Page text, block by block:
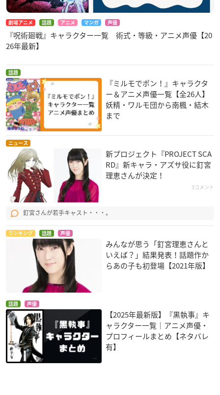
劇場アニメ 話題 アニメ マンガ 声優
『呪術廻戦』キャラクター一覧 術式・等級・アニメ声優【20
26年最新】
話題
『ミルモでポン！』キャラクタ
ー＆アニメ声優一覧【全26人】
妖精・ワルモ団から南楓・結木
まで
ニュース
新プロジェクト『PROJECT SCA
RD』新キャラ・アズサ役に釘宮
理恵さんが決定！
3コメント
釘宮さんが若手キャスト・・・。
ランキング 話題 声優
みんなが思う「釘宮理恵さんと
いえば？」結果発表！話題作か
らあの子も初登場【2021年版】
話題 声優
【2025年最新版】『黒執事』キ
ャラクター一覧｜アニメ声優・
プロフィールまとめ【ネタバレ
有】